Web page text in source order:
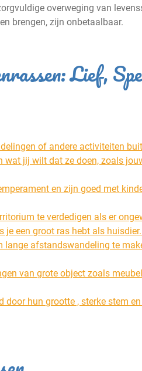
overweging van
brengen, zijn onbetaalbaar.
Lief,
of andere activiteiten
jij wilt dat ze doen, zoals
en zijn goed met
te verdedigen als er
een groot ras hebt als
lange afstandswandeling te
van grote object zoals
door hun grootte , sterke stem